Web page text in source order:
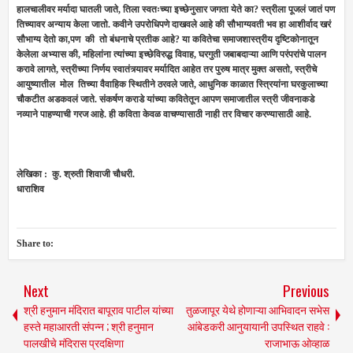
हालचालीवर मर्यादा घातली जाते, तिला स्वतःच्या इच्छेनुसार जगता येते का? स्त्रीला पूजलं जातं पण
तिच्यावर अन्याय केला जातो. कवीने उपरोधिपणे दाखवले आहे की सौभाग्यवती भव हा आशीर्वाद खरं
सौभाग्य देतो का,पण की तो बंधनाचे प्रतीक आहे? या कवितेचा समाजशास्त्रीय दृष्टिकोनातून
केलेला अभ्यास की, महिलांना त्यांच्या इच्छेविरुद्ध विवाह, घरगुती जबाबदाऱ्या आणि परंपरांचे पालन
करावे लागते, स्त्रीच्या निर्णय स्वातंत्र्यावर मर्यादित आहेत तर पुरुष मात्र मुक्त असतो, स्त्रीचे
आयुष्यातील मोल तिच्या वैवाहिक स्थितीने ठरवले जाते, आधुनिक काळात स्त्रियांना घरकुलाच्या
चौकटीत अडकवलं जाते. संकर्षण कराडे यांच्या कवितेतून आपण समाजातील स्त्री जीवनाकडे
नव्याने पाहण्याची गरज आहे. ही कविता केवळ वाचण्यासाठी नाही तर विचार करण्यासाठी आहे.
लेखिका : कु. श्रुती शिवाजी चौधरी.
धाराशिव
Share to:
Next
श्री हनुमान मंदिरात बापूराव पाटील यांच्या
हस्ते महाआरती संपन्न ; श्री हनुमान
पालखीचे मंदिरास प्रदक्षिणा
Previous
तुळजापूर येथे होणाऱ्या आभिवादन सभेस
आंबेडकरी आनुयायानी उपस्थित राहवे :
राजाभाऊ ओव्हाळ